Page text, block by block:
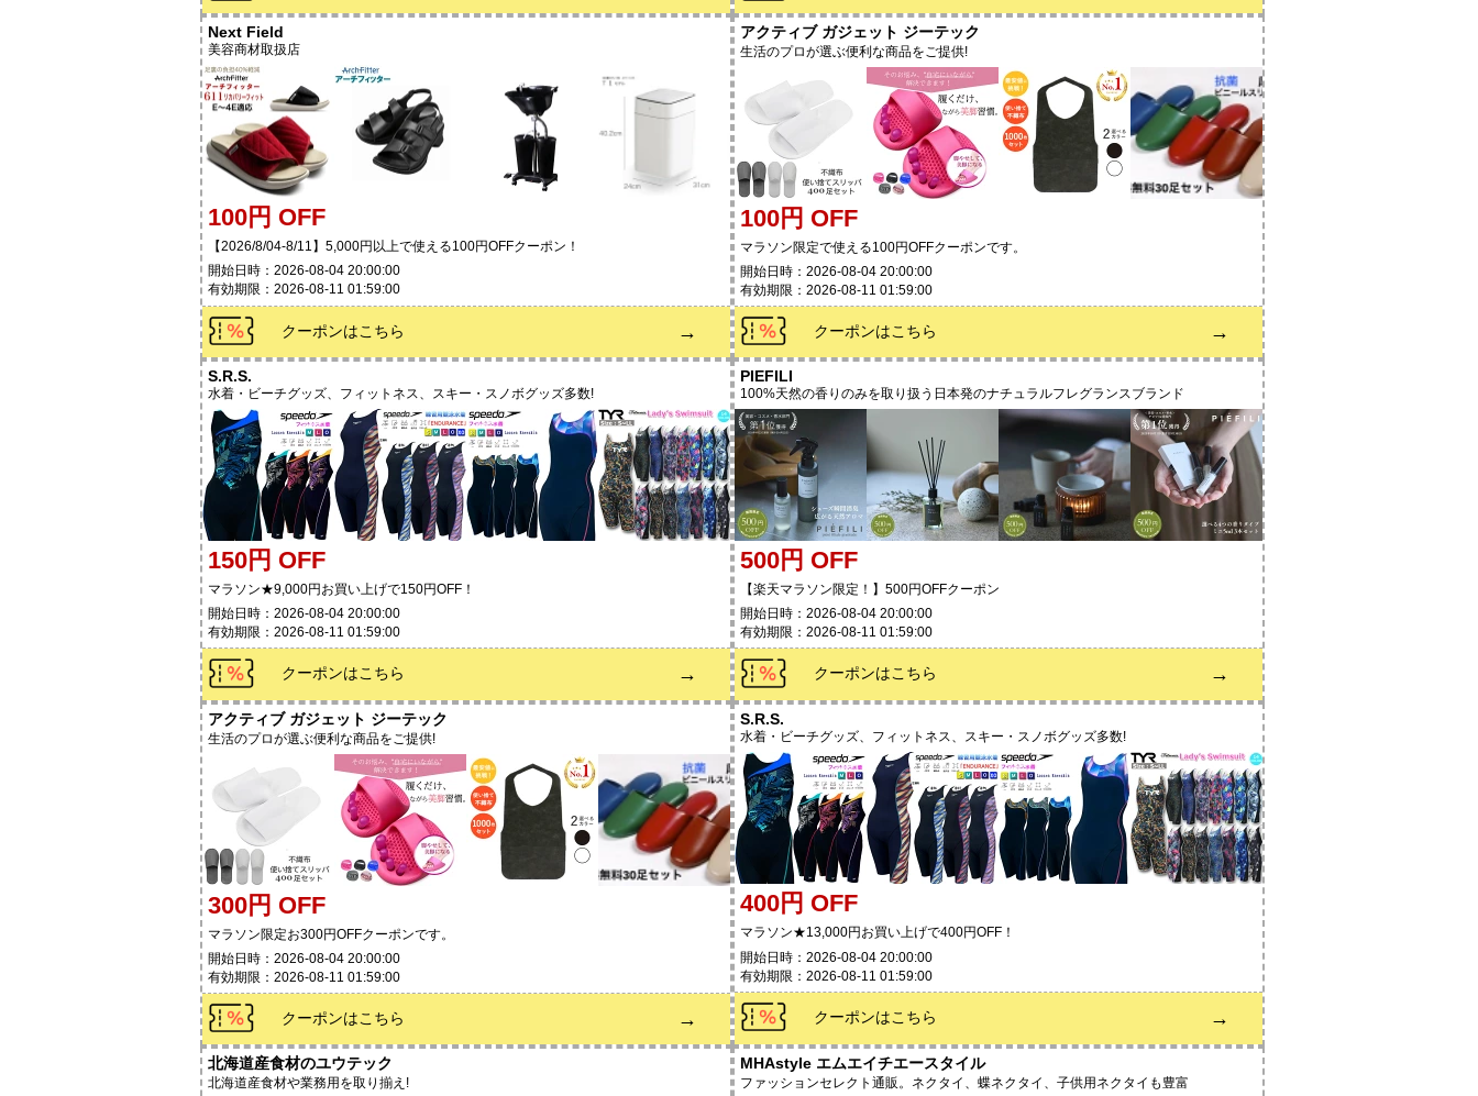
Next Field
美容商材取扱店
100円 OFF
【2026/8/04-8/11】5,000円以上で使える100円OFFクーポン！
開始日時：2026-08-04 20:00:00
有効期限：2026-08-11 01:59:00
クーポンはこちら →
アクティブ ガジェット ジーテック
生活のプロが選ぶ便利な商品をご提供!
100円 OFF
マラソン限定で使える100円OFFクーポンです。
開始日時：2026-08-04 20:00:00
有効期限：2026-08-11 01:59:00
クーポンはこちら →
S.R.S.
水着・ビーチグッズ、フィットネス、スキー・スノボグッズ多数!
150円 OFF
マラソン★9,000円お買い上げで150円OFF！
開始日時：2026-08-04 20:00:00
有効期限：2026-08-11 01:59:00
クーポンはこちら →
PIEFILI
100%天然の香りのみを取り扱う日本発のナチュラルフレグランスブランド
500円 OFF
【楽天マラソン限定！】500円OFFクーポン
開始日時：2026-08-04 20:00:00
有効期限：2026-08-11 01:59:00
クーポンはこちら →
アクティブ ガジェット ジーテック
生活のプロが選ぶ便利な商品をご提供!
300円 OFF
マラソン限定お300円OFFクーポンです。
開始日時：2026-08-04 20:00:00
有効期限：2026-08-11 01:59:00
クーポンはこちら →
S.R.S.
水着・ビーチグッズ、フィットネス、スキー・スノボグッズ多数!
400円 OFF
マラソン★13,000円お買い上げで400円OFF！
開始日時：2026-08-04 20:00:00
有効期限：2026-08-11 01:59:00
クーポンはこちら →
北海道産食材のユウテック
北海道産食材や業務用を取り揃え!
MHAstyle エムエイチエースタイル
ファッションセレクト通販。ネクタイ、蝶ネクタイ、子供用ネクタイも豊富